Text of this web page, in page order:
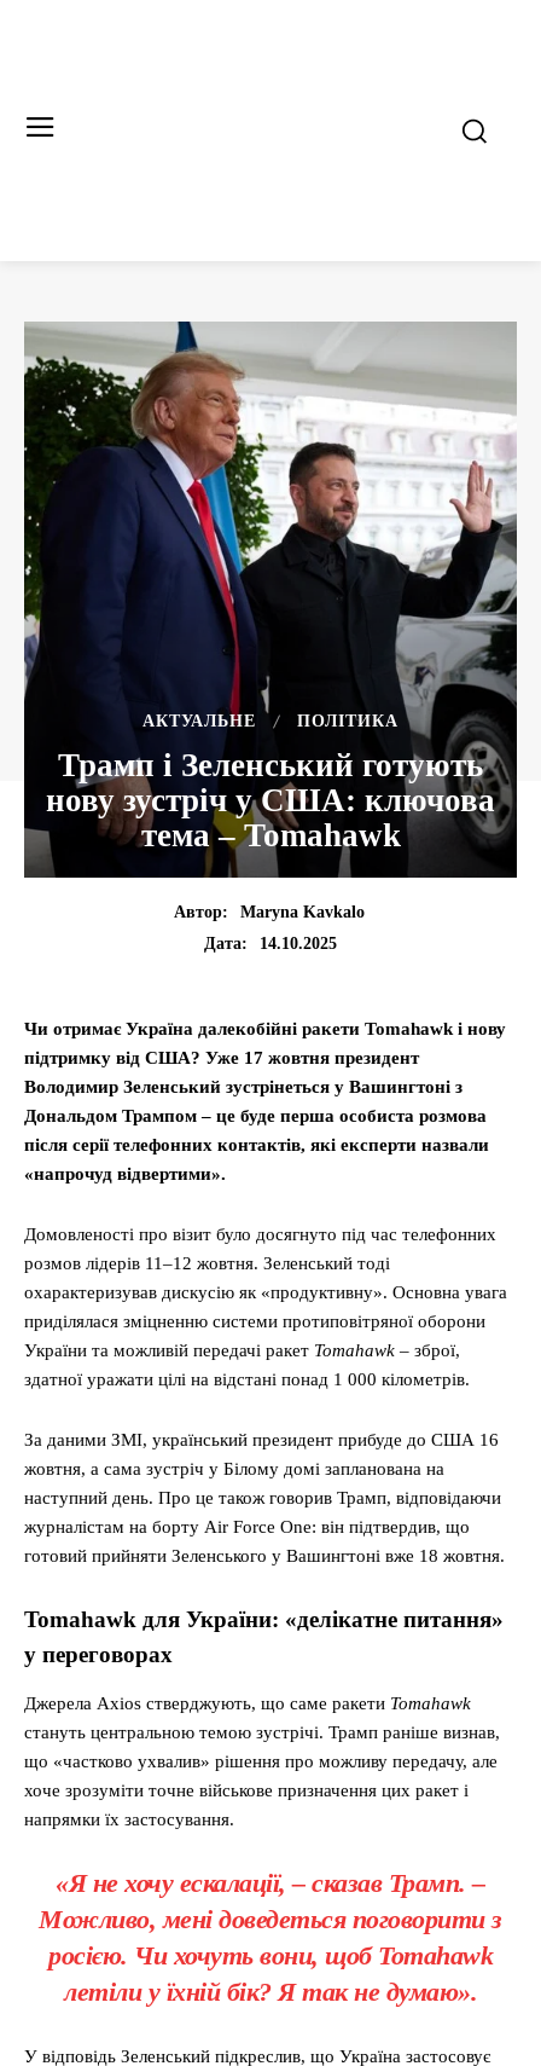
АКТУАЛЬНЕ ПОЛІТИКА
Трамп і Зеленський готують
нову зустріч у США: ключова
тема – Tomahawk
Автор:
Maryna Kavkalo
Дата:
14.10.2025
Чи отримає Україна далекобійні ракети Tomahawk і нову
підтримку від США? Уже 17 жовтня президент
Володимир Зеленський зустрінеться у Вашингтоні з
Дональдом Трампом – це буде перша особиста розмова
після серії телефонних контактів, які експерти назвали
«напрочуд відвертими».
Домовленості про візит було досягнуто під час телефонних
розмов лідерів 11–12 жовтня. Зеленський тоді
охарактеризував дискусію як «продуктивну». Основна увага
приділялася зміцненню системи протиповітряної оборони
України та можливій передачі ракет Tomahawk – зброї,
здатної уражати цілі на відстані понад 1 000 кілометрів.
За даними ЗМІ, український президент прибуде до США 16
жовтня, а сама зустріч у Білому домі запланована на
наступний день. Про це також говорив Трамп, відповідаючи
журналістам на борту Air Force One: він підтвердив, що
готовий прийняти Зеленського у Вашингтоні вже 18 жовтня.
Tomahawk для України: «делікатне питання»
у переговорах
Джерела Axios стверджують, що саме ракети Tomahawk
стануть центральною темою зустрічі. Трамп раніше визнав,
що «частково ухвалив» рішення про можливу передачу, але
хоче зрозуміти точне військове призначення цих ракет і
напрямки їх застосування.
«Я не хочу ескалації, – сказав Трамп. –
Можливо, мені доведеться поговорити з
росією. Чи хочуть вони, щоб Tomahawk
летіли у їхній бік? Я так не думаю».
У відповідь Зеленський підкреслив, що Україна застосовує